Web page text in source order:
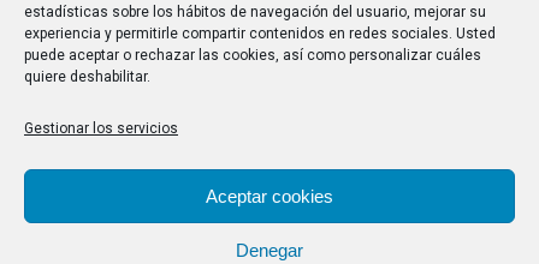
estadísticas sobre los hábitos de navegación del usuario, mejorar su
experiencia y permitirle compartir contenidos en redes sociales. Usted
puede aceptar o rechazar las cookies, así como personalizar cuáles
quiere deshabilitar.
Gestionar los servicios
Aceptar cookies
Denegar